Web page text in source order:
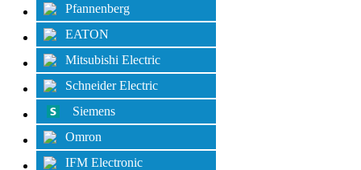
Pfannenberg
EATON
Mitsubishi Electric
Schneider Electric
Siemens
Omron
IFM Electronic